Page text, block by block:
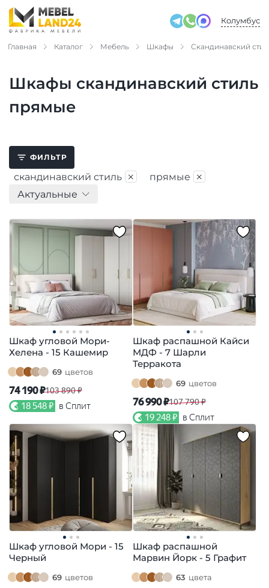
Колумбус
Главная Каталог Мебель Шкафы Скандинавский
Шкафы скандинавский стиль
прямые
ФИЛЬТР
скандинавский стиль × прямые ×
Актуальные
Шкаф угловой Мори-
Хелена - 15 Кашемир
69 цветов
74 190 ₽103 890 ₽
18 548 ₽ в Сплит
Шкаф распашной Кайси
МДФ - 7 Шарли
Терракота
69 цветов
76 990 ₽107 790 ₽
19 248 ₽ в Сплит
Шкаф угловой Мори - 15
Черный
69 цветов
Шкаф распашной
Марвин Йорк - 5 Графит
63 цвета